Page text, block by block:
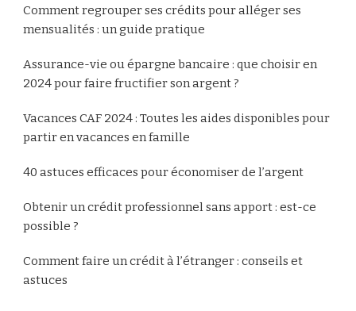
Comment regrouper ses crédits pour alléger ses
mensualités : un guide pratique
Assurance-vie ou épargne bancaire : que choisir en
2024 pour faire fructifier son argent ?
Vacances CAF 2024 : Toutes les aides disponibles pour
partir en vacances en famille
40 astuces efficaces pour économiser de l’argent
Obtenir un crédit professionnel sans apport : est-ce
possible ?
Comment faire un crédit à l’étranger : conseils et
astuces